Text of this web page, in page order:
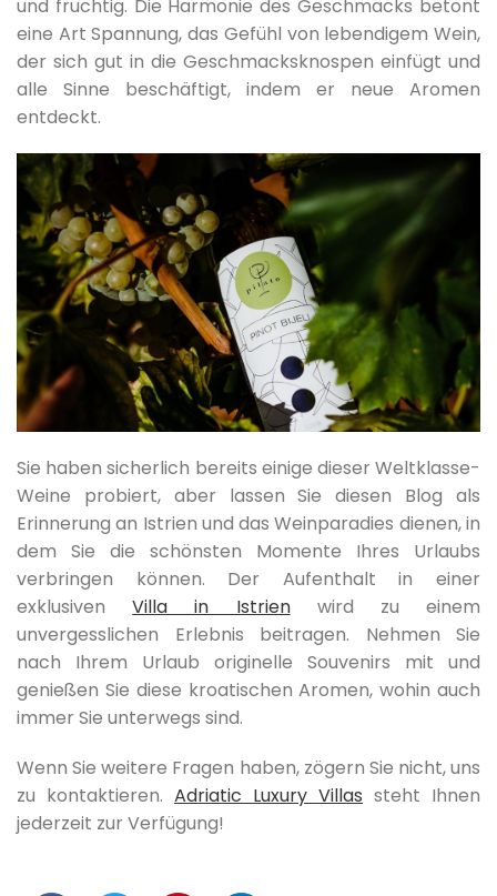
und fruchtig. Die Harmonie des Geschmacks betont
eine Art Spannung, das Gefühl von lebendigem Wein,
der sich gut in die Geschmacksknospen einfügt und
alle Sinne beschäftigt, indem er neue Aromen
entdeckt.
Sie haben sicherlich bereits einige dieser Weltklasse-
Weine probiert, aber lassen Sie diesen Blog als
Erinnerung an Istrien und das Weinparadies dienen, in
dem Sie die schönsten Momente Ihres Urlaubs
verbringen können. Der Aufenthalt in einer
exklusivenVilla in Istrienwird zu einem
unvergesslichen Erlebnis beitragen. Nehmen Sie
nach Ihrem Urlaub originelle Souvenirs mit und
genießen Sie diese kroatischen Aromen, wohin auch
immer Sie unterwegs sind.
Wenn Sie weitere Fragen haben, zögern Sie nicht, uns
zu kontaktieren. Adriatic Luxury Villas steht Ihnen
jederzeit zur Verfügung!